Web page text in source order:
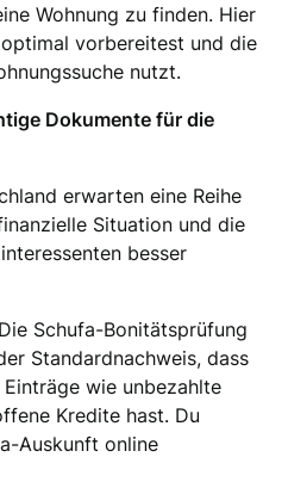
Wohnung zu finden. Hier
vorbereitest und die
nutzt.
Dokumente für die
erwarten eine Reihe
Situation und die
besser
Schufa-Bonitätsprüfung
Standardnachweis, dass
wie unbezahlte
Kredite hast. Du
Auskunft online